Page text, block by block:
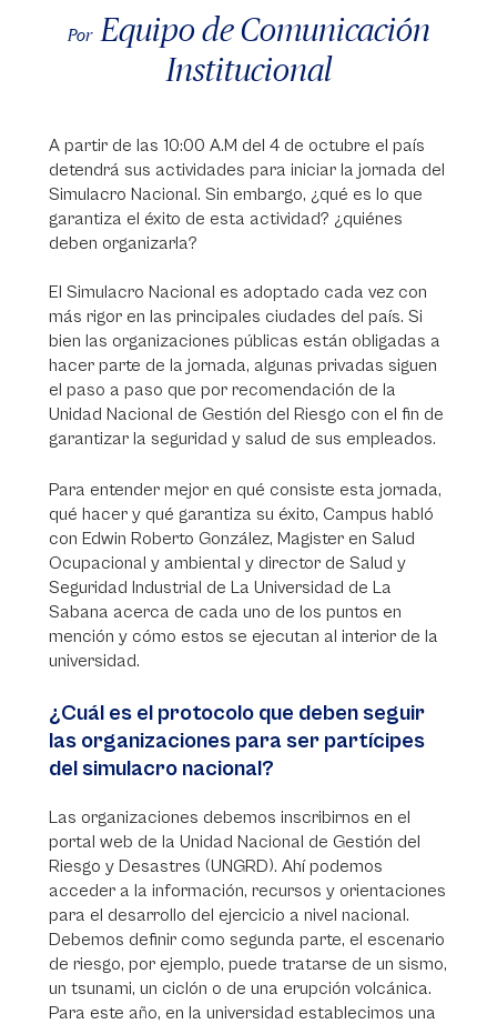
Por Equipo de Comunicación
Institucional
A partir de las 10:00 A.M del 4 de octubre el país
detendrá sus actividades para iniciar la jornada del
Simulacro Nacional. Sin embargo, ¿qué es lo que
garantiza el éxito de esta actividad? ¿quiénes
deben organizarla?
El Simulacro Nacional es adoptado cada vez con
más rigor en las principales ciudades del país. Si
bien las organizaciones públicas están obligadas a
hacer parte de la jornada, algunas privadas siguen
el paso a paso que por recomendación de la
Unidad Nacional de Gestión del Riesgo con el fin de
garantizar la seguridad y salud de sus empleados.
Para entender mejor en qué consiste esta jornada,
qué hacer y qué garantiza su éxito, Campus habló
con Edwin Roberto González, Magister en Salud
Ocupacional y ambiental y director de Salud y
Seguridad Industrial de La Universidad de La
Sabana acerca de cada uno de los puntos en
mención y cómo estos se ejecutan al interior de la
universidad.
¿Cuál es el protocolo que deben seguir
las organizaciones para ser partícipes
del simulacro nacional?
Las organizaciones debemos inscribirnos en el
portal web de la Unidad Nacional de Gestión del
Riesgo y Desastres (UNGRD). Ahí podemos
acceder a la información, recursos y orientaciones
para el desarrollo del ejercicio a nivel nacional.
Debemos definir como segunda parte, el escenario
de riesgo, por ejemplo, puede tratarse de un sismo,
un tsunami, un ciclón o de una erupción volcánica.
Para este año, en la universidad establecimos una